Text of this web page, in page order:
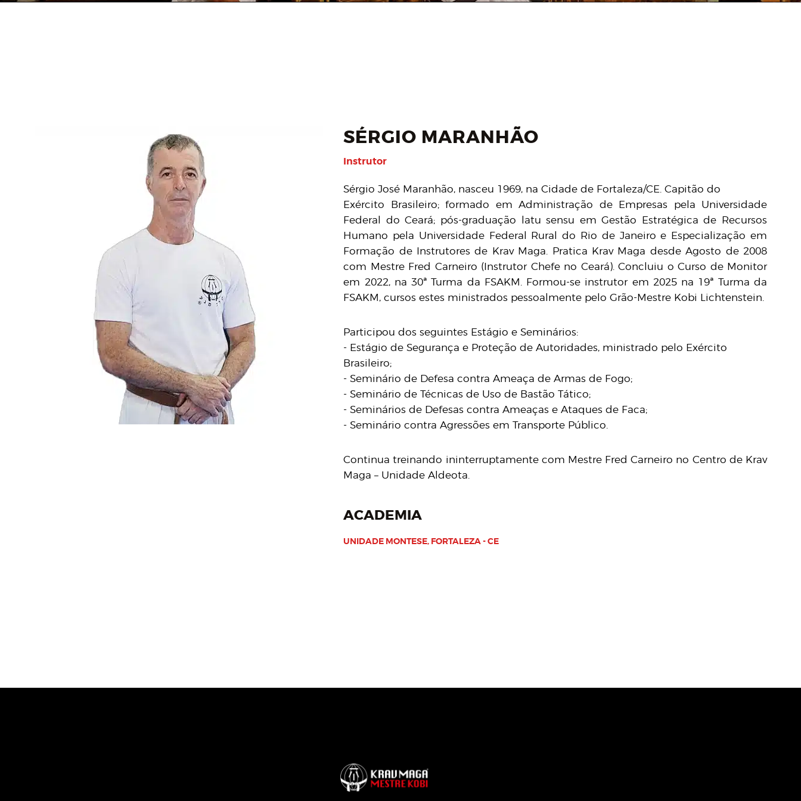
SÉRGIO MARANHÃO
Instrutor
Sérgio José Maranhão, nasceu 1969, na Cidade de Fortaleza/CE. Capitão do
Exército Brasileiro; formado em Administração de Empresas pela Universidade
Federal do Ceará; pós-graduação latu sensu em Gestão Estratégica de Recursos
Humano pela Universidade Federal Rural do Rio de Janeiro e Especialização em
Formação de Instrutores de Krav Maga. Pratica Krav Maga desde Agosto de 2008
com Mestre Fred Carneiro (Instrutor Chefe no Ceará). Concluiu o Curso de Monitor
em 2022, na 30ª Turma da FSAKM. Formou-se instrutor em 2025 na 19ª Turma da
FSAKM, cursos estes ministrados pessoalmente pelo Grão-Mestre Kobi Lichtenstein.
Participou dos seguintes Estágio e Seminários:
- Estágio de Segurança e Proteção de Autoridades, ministrado pelo Exército
Brasileiro;
- Seminário de Defesa contra Ameaça de Armas de Fogo;
- Seminário de Técnicas de Uso de Bastão Tático;
- Seminários de Defesas contra Ameaças e Ataques de Faca;
- Seminário contra Agressões em Transporte Público.
Continua treinando ininterruptamente com Mestre Fred Carneiro no Centro de Krav
Maga – Unidade Aldeota.
ACADEMIA
UNIDADE MONTESE, FORTALEZA - CE